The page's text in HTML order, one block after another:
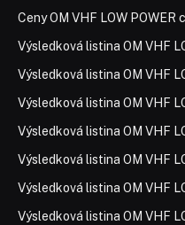
Ceny OM VHF LOW
Výsledková listina OM VHF
Výsledková listina OM VHF
Výsledková listina OM VHF
Výsledková listina OM VHF
Výsledková listina OM VHF
Výsledková listina OM VHF
Výsledková listina OM VHF